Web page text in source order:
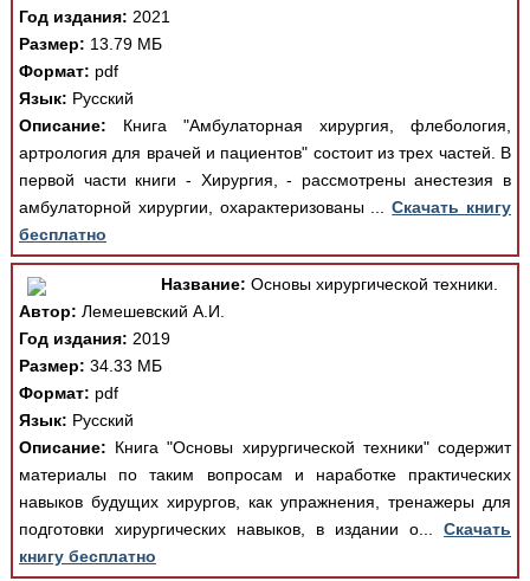
Год издания: 2021
Размер: 13.79 МБ
Формат: pdf
Язык: Русский
Описание: Книга "Амбулаторная хирургия, флебология,
артрология для врачей и пациентов" состоит из трех частей. В
первой части книги - Хирургия, - рассмотрены анестезия в
амбулаторной хирургии, охарактеризованы ...Скачать книгу
бесплатно
Название: Основы хирургической техники.
Автор: Лемешевский А.И.
Год издания: 2019
Размер: 34.33 МБ
Формат: pdf
Язык: Русский
Описание: Книга "Основы хирургической техники" содержит
материалы по таким вопросам и наработке практических
навыков будущих хирургов, как упражнения, тренажеры для
подготовки хирургических навыков, в издании о...Скачать
книгу бесплатно